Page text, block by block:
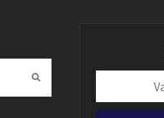
Submit
email